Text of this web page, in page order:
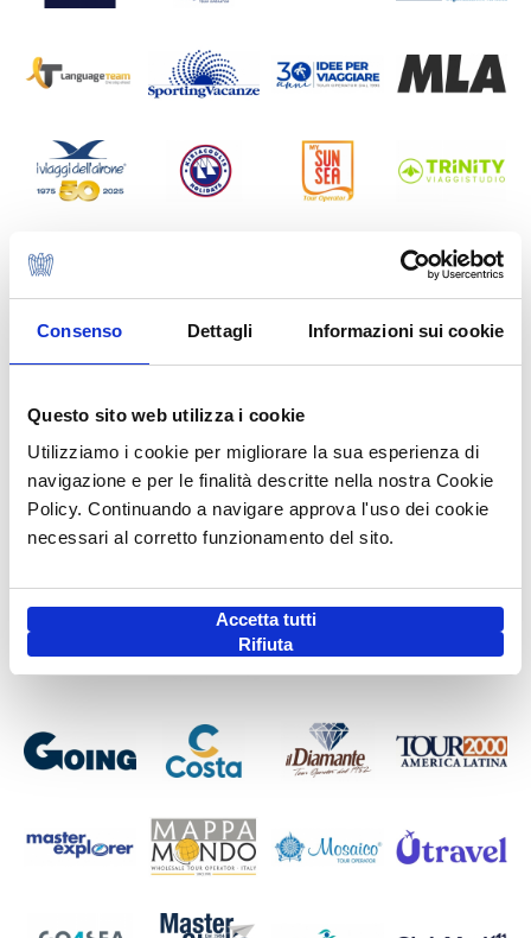
Consenso Dettagli Informazioni sui cookie
Questo sito web utilizza i cookie
Utilizziamo i cookie per migliorare la sua esperienza di
navigazione e per le finalità descritte nella nostra Cookie
Policy. Continuando a navigare approva l'uso dei cookie
necessari al corretto funzionamento del sito.
Accetta tutti
Rifiuta